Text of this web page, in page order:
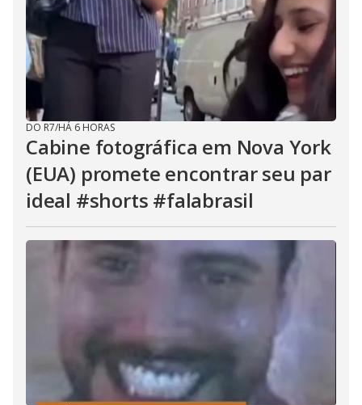
DO R7/HÁ 6 HORAS
Cabine fotográfica em Nova York
(EUA) promete encontrar seu par
ideal #shorts #falabrasil